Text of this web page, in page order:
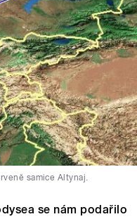
samice Altynaj.
se nám podařilo